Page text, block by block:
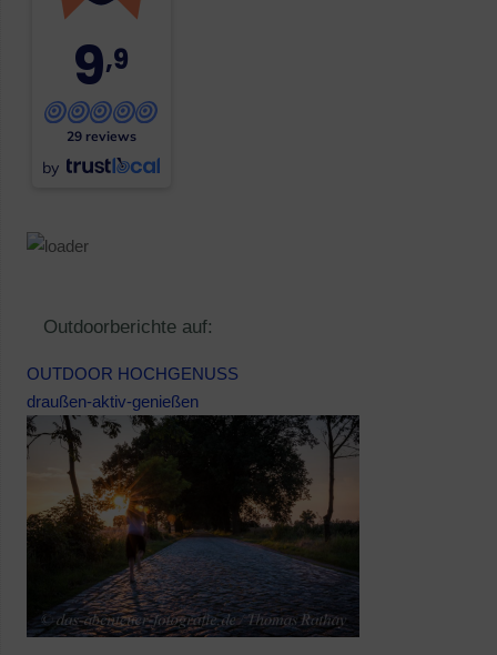
9,9
29 reviews
by
Outdoorberichte auf:
OUTDOOR HOCHGENUSS
draußen-aktiv-genießen